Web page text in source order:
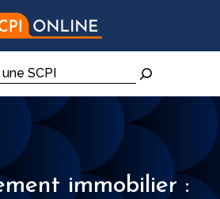
immobilier :